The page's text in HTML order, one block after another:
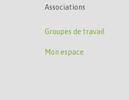
Associations
Groupes de travail
Mon espace